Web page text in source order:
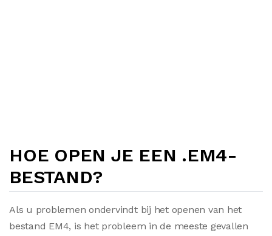
HOE OPEN JE EEN .EM4-
BESTAND?
Als u problemen ondervindt bij het openen van het
bestand EM4, is het probleem in de meeste gevallen